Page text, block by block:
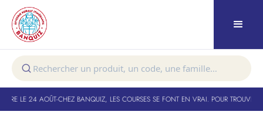
LE 24 AOÛT-CHEZ BANQUIZ, LES COURSES SE FONT EN VRAI. POUR TROUVER